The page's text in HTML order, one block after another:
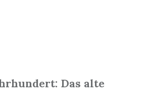
Das alte